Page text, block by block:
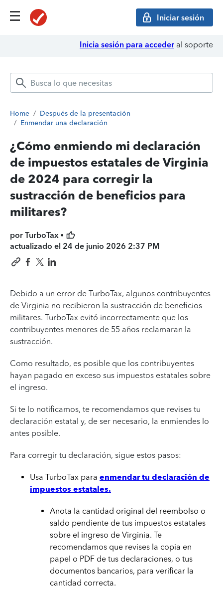
Iniciar sesión
Inicia sesión para acceder al soporte
Home / Después de la presentación
/ Enmendar una declaración
¿Cómo enmiendo mi declaración
de impuestos estatales de Virginia
de 2024 para corregir la
sustracción de beneficios para
militares?
por TurboTax •
actualizado el 24 de junio 2026 2:37 PM
Debido a un error de TurboTax, algunos contribuyentes
de Virginia no recibieron la sustracción de beneficios
militares. TurboTax evitó incorrectamente que los
contribuyentes menores de 55 años reclamaran la
sustracción.
Como resultado, es posible que los contribuyentes
hayan pagado en exceso sus impuestos estatales sobre
el ingreso.
Si te lo notificamos, te recomendamos que revises tu
declaración estatal y, de ser necesario, la enmiendes lo
antes posible.
Para corregir tu declaración, sigue estos pasos:
Usa TurboTax para enmendar tu declaración de
impuestos estatales.
Anota la cantidad original del reembolso o
saldo pendiente de tus impuestos estatales
sobre el ingreso de Virginia. Te
recomendamos que revises la copia en
papel o PDF de tus declaraciones, o tus
documentos bancarios, para verificar la
cantidad correcta.